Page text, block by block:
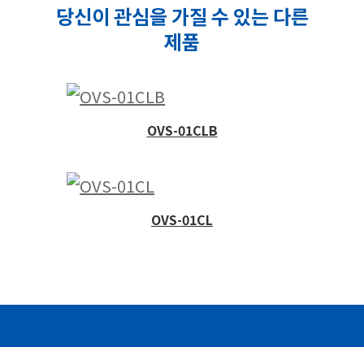
당신이 관심을 가질 수 있는 다른
제품
OVS-01CLB
OVS-01CL